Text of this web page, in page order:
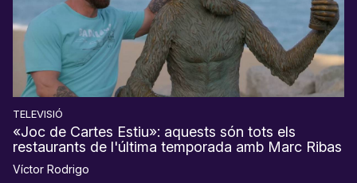
TELEVISIÓ
«Joc de Cartes Estiu»: aquests són tots els
restaurants de l'última temporada amb Marc Ribas
Víctor Rodrigo